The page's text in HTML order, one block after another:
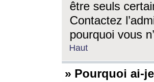
être seuls
Contactez
pourquoi vous
Haut
» Pourquoi ai-